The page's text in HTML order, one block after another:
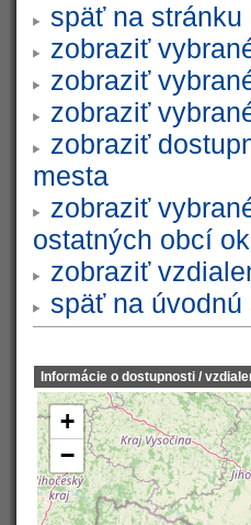
späť na stránku
zobraziť
zobraziť
zobraziť
zobraziť
mesta
zobraziť
ostatných obcí
zobraziť
späť na úvodnú
Informácie o dostupnosti /
+
−